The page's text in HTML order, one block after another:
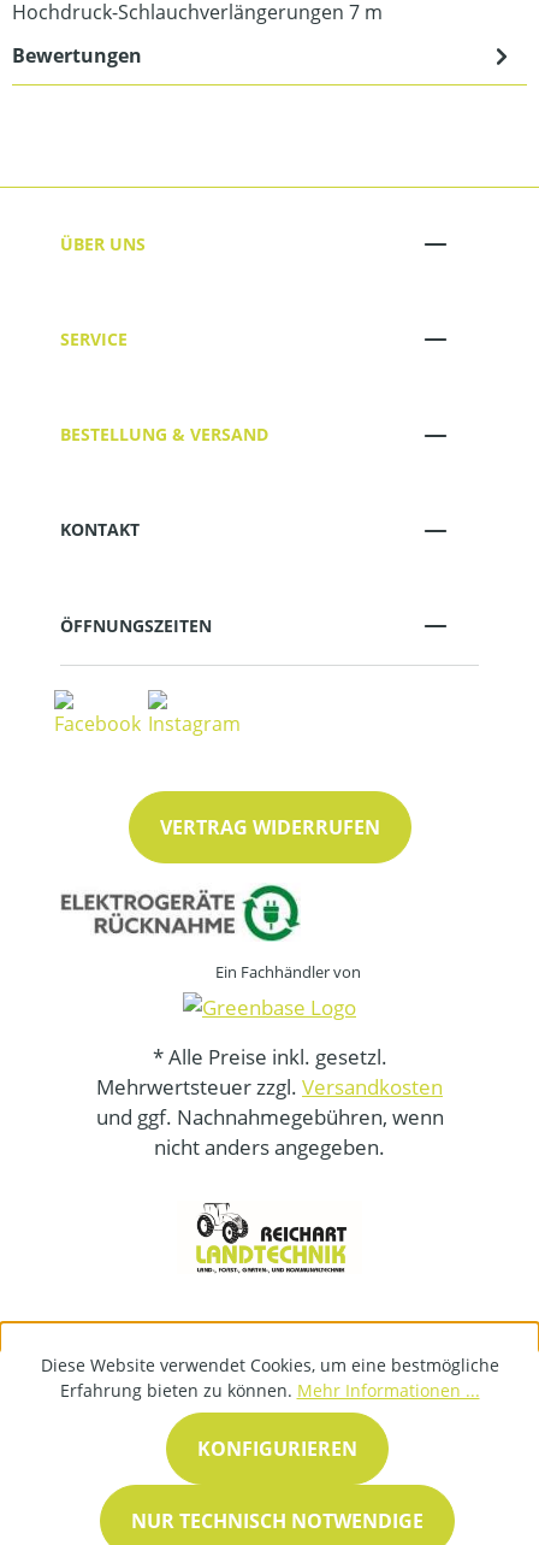
Hochdruck-Schlauchverlängerungen 7 m
Bewertungen
ÜBER UNS
SERVICE
BESTELLUNG & VERSAND
KONTAKT
ÖFFNUNGSZEITEN
VERTRAG WIDERRUFEN
Ein Fachhändler von
* Alle Preise inkl. gesetzl.
Mehrwertsteuer zzgl. Versandkosten
und ggf. Nachnahmegebühren, wenn
nicht anders angegeben.
Diese Website verwendet Cookies, um eine bestmögliche
Erfahrung bieten zu können. Mehr Informationen ...
NUR TECHNISCH NOTWENDIGE
KONFIGURIEREN